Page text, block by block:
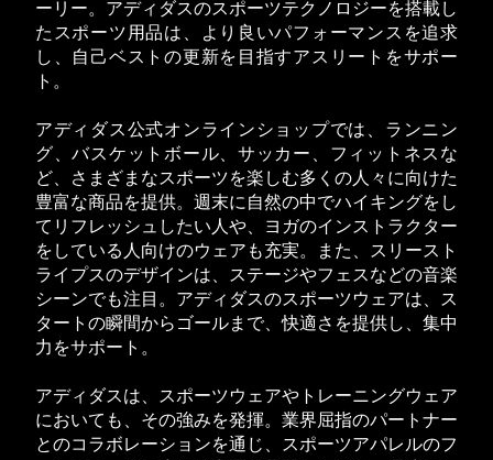
ーリー。アディダスのスポーツテクノロジーを搭載し
たスポーツ用品は、より良いパフォーマンスを追求
し、自己ベストの更新を目指すアスリートをサポー
ト。
アディダス公式オンラインショップでは、ランニン
グ、バスケットボール、サッカー、フィットネスな
ど、さまざまなスポーツを楽しむ多くの人々に向けた
豊富な商品を提供。週末に自然の中でハイキングをし
てリフレッシュしたい人や、ヨガのインストラクター
をしている人向けのウェアも充実。また、スリースト
ライプスのデザインは、ステージやフェスなどの音楽
シーンでも注目。アディダスのスポーツウェアは、ス
タートの瞬間からゴールまで、快適さを提供し、集中
力をサポート。
アディダスは、スポーツウェアやトレーニングウェア
においても、その強みを発揮。業界屈指のパートナー
とのコラボレーションを通じ、スポーツアパレルのフ